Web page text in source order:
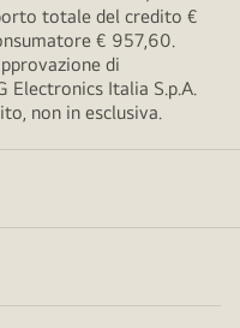
totale del credito €
€ 957,60.
di
Electronics Italia S.p.A.
non in esclusiva.